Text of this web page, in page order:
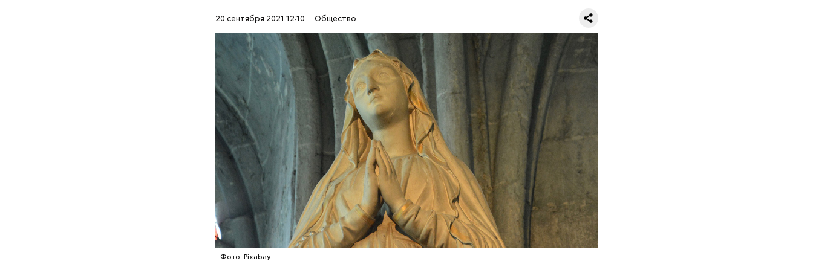
20 сентября 2021 12:10 Общество
Фото: Pixabay
— Бояться шаровых молний не надо, важно сохранять спокойствие.
Обычная молния — это серьезно, особенно если находитесь в воде,
около высоких зданий и предметов, около деревьев, — отметил
ученый.